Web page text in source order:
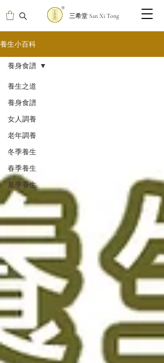
三希堂 San Xi Tong
養生小百科
養生之道
養身食譜
女人調養
老年調養
冬季養生
春季養生
夏季養生
養身食譜